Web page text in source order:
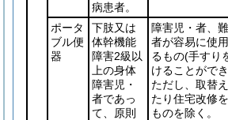
病患者。
ポータ
ブル便
器
下肢又は
体幹機能
障害2級以
上の身体
障害児・
者であっ
て、原則
障害児・者、
者が容易に使
るもの(手すり
けることがで
ただし、取替
たり住宅改修
ものを除く。